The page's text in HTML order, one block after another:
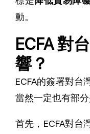
動。
ECFA 對
響？
ECFA的簽署對台
當然一定也有部分
首先，ECFA對台